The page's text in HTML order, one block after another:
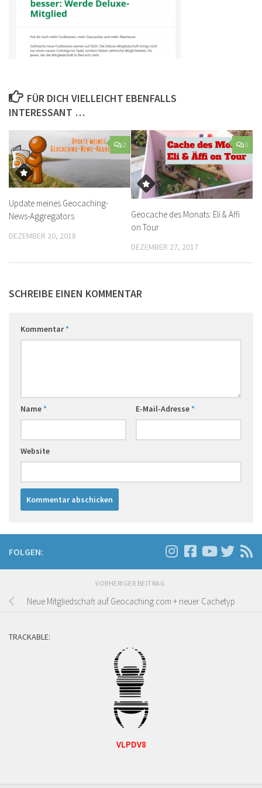
FÜR DICH VIELLEICHT EBENFALLS
INTERESSANT …
2
Update meines Geocaching-
News-Aggregators
DEZEMBER 20, 2018
0
Geocache des Monats: Eli & Äffi
on Tour
DEZEMBER 27, 2017
SCHREIBE EINEN KOMMENTAR
Kommentar*
Name* E-Mail-Adresse*
Website
FOLGEN:
VORHERIGER BEITRAG
Neue Mitgliedschaft auf Geocaching.com + neuer Cachetyp
TRACKABLE:
VLPDV8